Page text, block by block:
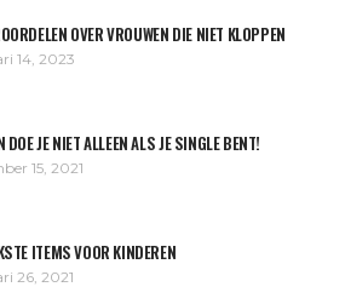
OVER VROUWEN DIE NIET KLOPPEN
14, 2023
DOE JE NIET ALLEEN ALS JE SINGLE BENT!
15, 2021
ITEMS VOOR KINDEREN
26, 2021